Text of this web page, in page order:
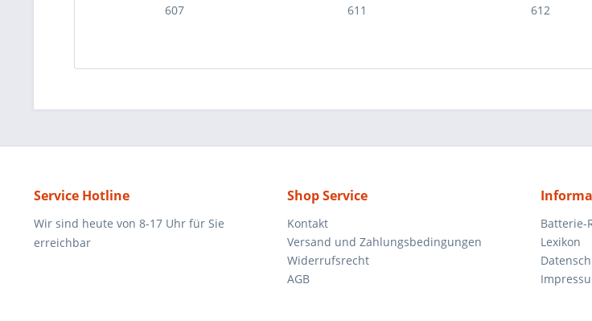
607
611
612
Service Hotline
Wir sind heute von 8-17 Uhr für Sie
erreichbar
Shop Service
Kontakt
Versand und Zahlungsbedingungen
Widerrufsrecht
AGB
Batterie-
Lexikon